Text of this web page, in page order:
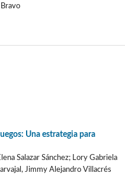
Una estrategia para
Salazar Sánchez; Lory Gabriela
Jimmy Alejandro Villacrés